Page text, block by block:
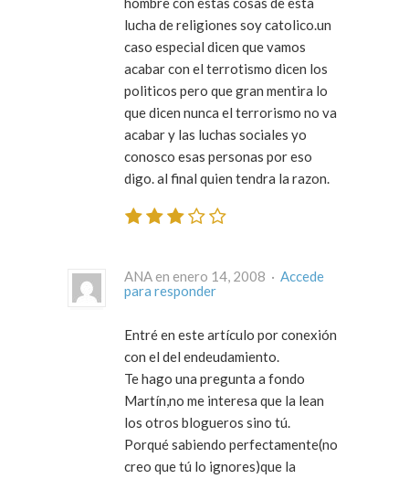
lucha de religiones soy catolico.un
caso especial dicen que vamos
acabar con el terrotismo dicen los
politicos pero que gran mentira lo
que dicen nunca el terrorismo no va
acabar y las luchas sociales yo
conosco esas personas por eso
digo. al final quien tendra la razon.
ANA en enero 14, 2008 · Accede
para responder
Entré en este artículo por conexión
con el del endeudamiento.
Te hago una pregunta a fondo
Martín,no me interesa que la lean
los otros blogueros sino tú.
Porqué sabiendo perfectamente(no
creo que tú lo ignores)que la